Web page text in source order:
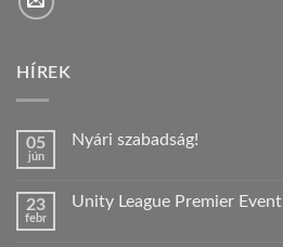
HÍREK
05
jún
Nyári szabadság!
Nyári
23
febr
Unity League Premier Event